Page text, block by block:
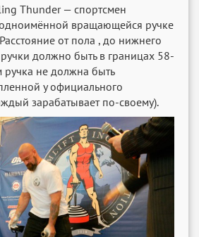
Thunder — спортсмен
вращающейся ручке
от пола , до нижнего
должно быть в границах 58-
не должна быть
у официального
зарабатывает по-своему).